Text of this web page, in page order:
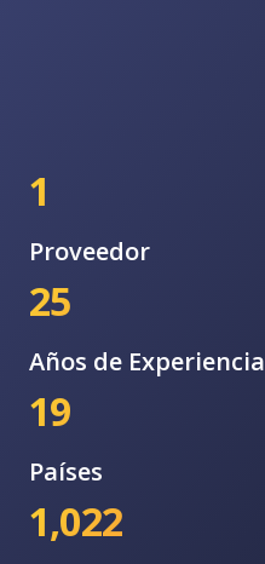
1
Proveedor
25
Años de Experiencia
19
Países
1,022